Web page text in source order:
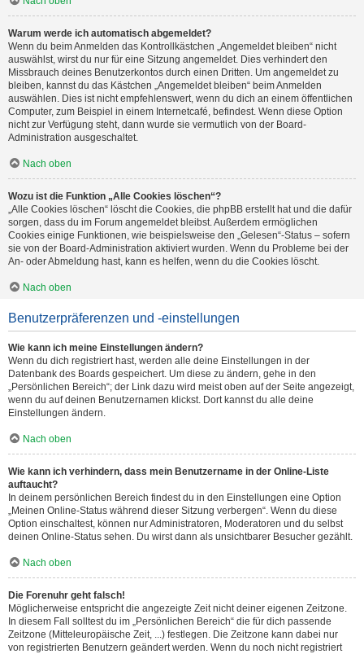
Warum werde ich automatisch abgemeldet?
Wenn du beim Anmelden das Kontrollkästchen „Angemeldet bleiben“ nicht
auswählst, wirst du nur für eine Sitzung angemeldet. Dies verhindert den
Missbrauch deines Benutzerkontos durch einen Dritten. Um angemeldet zu
bleiben, kannst du das Kästchen „Angemeldet bleiben“ beim Anmelden
auswählen. Dies ist nicht empfehlenswert, wenn du dich an einem öffentlichen
Computer, zum Beispiel in einem Internetcafé, befindest. Wenn diese Option
nicht zur Verfügung steht, dann wurde sie vermutlich von der Board-
Administration ausgeschaltet.
Nach oben
Wozu ist die Funktion „Alle Cookies löschen“?
„Alle Cookies löschen“ löscht die Cookies, die phpBB erstellt hat und die dafür
sorgen, dass du im Forum angemeldet bleibst. Außerdem ermöglichen
Cookies einige Funktionen, wie beispielsweise den „Gelesen“-Status – sofern
sie von der Board-Administration aktiviert wurden. Wenn du Probleme bei der
An- oder Abmeldung hast, kann es helfen, wenn du die Cookies löscht.
Nach oben
Benutzerpräferenzen und -einstellungen
Wie kann ich meine Einstellungen ändern?
Wenn du dich registriert hast, werden alle deine Einstellungen in der
Datenbank des Boards gespeichert. Um diese zu ändern, gehe in den
„Persönlichen Bereich“; der Link dazu wird meist oben auf der Seite angezeigt,
wenn du auf deinen Benutzernamen klickst. Dort kannst du alle deine
Einstellungen ändern.
Nach oben
Wie kann ich verhindern, dass mein Benutzername in der Online-Liste
auftaucht?
In deinem persönlichen Bereich findest du in den Einstellungen eine Option
„Meinen Online-Status während dieser Sitzung verbergen“. Wenn du diese
Option einschaltest, können nur Administratoren, Moderatoren und du selbst
deinen Online-Status sehen. Du wirst dann als unsichtbarer Besucher gezählt.
Nach oben
Die Forenuhr geht falsch!
Möglicherweise entspricht die angezeigte Zeit nicht deiner eigenen Zeitzone.
In diesem Fall solltest du im „Persönlichen Bereich“ die für dich passende
Zeitzone (Mitteleuropäische Zeit, ...) festlegen. Die Zeitzone kann dabei nur
von registrierten Benutzern geändert werden. Wenn du noch nicht registriert